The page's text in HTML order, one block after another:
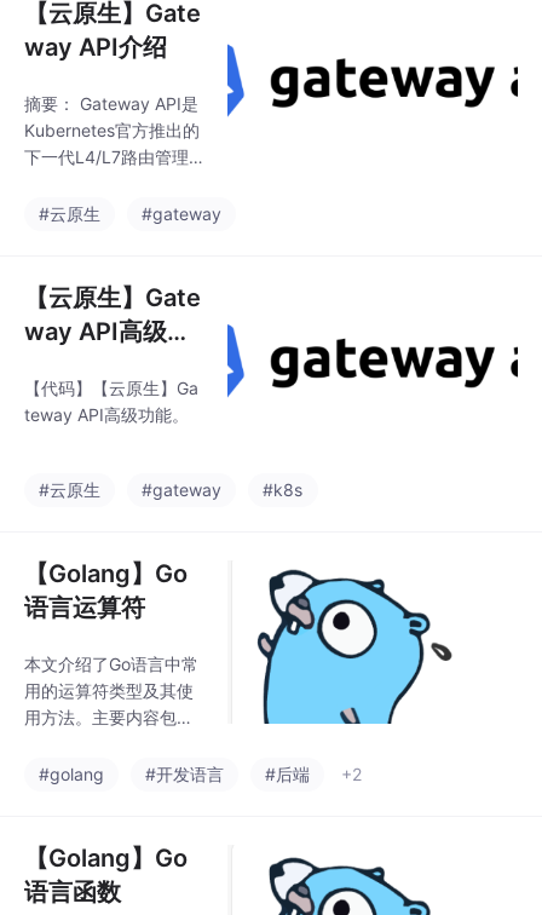
nvoy方案以支持更丰富
的功能 创建Gateway资
源定义入口网关，配置
Route资源实现基于主
机名、请求头和路径的
流量路由 示例演示了将
路由到对应后端服务的
【云原生】Gate
way API介绍
摘要： Gateway API是
Kubernetes官方推出的
下一代L4/L7路由管理
ress）和东西向（Servi
向角色设计，区分基础
设施提供者、运维者和
应用开发者；2）通过G
资源实现负载均衡器共
享；3）支持协议特定
4）提供丰富的原生路
#云原生 #gateway
【云原生】Gate
way API高级功
【代码】【云原生】Ga
teway API高级功能。
#云原生 #gateway #k8s
【Golang】Go
语言运算符
本文介绍了Go语言中常
用的运算符类型及其使
用方法。主要内容包
-、*、/、%、++、--，
<、>=、<=，用于比较
两个值的关系 逻辑运算
符：&&、||、!，用于布
#golang #开发语言 #后端 +2
【Golang】Go
语言函数